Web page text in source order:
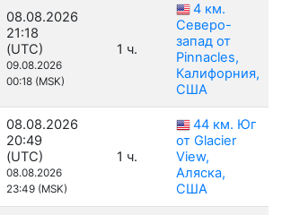
08.08.2026
21:18
(UTC)
09.08.2026
00:18 (MSK)
1 ч.
4 км.
Северо-
запад от
Pinnacles,
Калифорния,
США
08.08.2026
20:49
(UTC)
08.08.2026
23:49 (MSK)
1 ч.
44 км. Юг
от Glacier
View,
Аляска,
США